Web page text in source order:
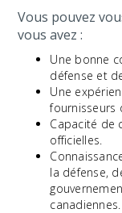
Vous pouvez
vous avez :
Une bonne
défense et
Une
fournisseurs
Capacité de
officielles.
la défense,
canadiennes.